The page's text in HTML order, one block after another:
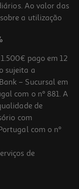
Porcelana
Cores Sortidas
Ao valor das
a utilização
pago em 12
sujeita a
– Sucursal em
com o nº 881. A
de
com
com o nº
de